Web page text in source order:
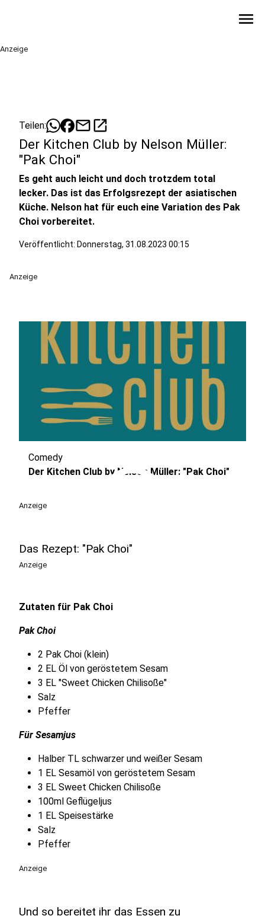
menu
Anzeige
Teilen: mailopen_in_new
Der Kitchen Club by Nelson Müller:
"Pak Choi"
Es geht auch leicht und doch trotzdem total
lecker. Das ist das Erfolgsrezept der asiatischen
Küche. Nelson hat für euch eine Variation des Pak
Choi vorbereitet.
Veröffentlicht: Donnerstag, 31.08.2023 00:15
Anzeige
play_circle
Comedy
Der Kitchen Club by Nelson Müller: "Pak Choi"
Anzeige
Das Rezept: "Pak Choi"
Anzeige
Zutaten für Pak Choi
Pak Choi
2 Pak Choi (klein)
2 EL Öl von geröstetem Sesam
3 EL "Sweet Chicken Chilisoße"
Salz
Pfeffer
Für Sesamjus
Halber TL schwarzer und weißer Sesam
1 EL Sesamöl von geröstetem Sesam
3 EL Sweet Chicken Chilisoße
100ml Geflügeljus
1 EL Speisestärke
Salz
Pfeffer
Anzeige
Und so bereitet ihr das Essen zu